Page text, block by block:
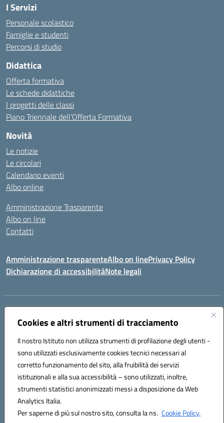
Cookies e altri strumenti di tracciamento
Il nostro Istituto non utilizza strumenti di profilazione degli utenti -
sono utilizzati esclusivamente cookies tecnici necessari al
corretto funzionamento del sito, alla fruibilità dei servizi
istituzionali e alla sua accessibilità – sono utilizzati, inoltre,
strumenti statistici anonimizzati messi a disposizione da Web
Analytics Italia.
Per saperne di più sul nostro sito, consulta la ns. Cookie Policy.
I Servizi
Personale scolastico
Famiglie e studenti
Percorsi di studio
Didattica
Offerta formativa
Le schede didattiche
I progetti delle classi
Piano Triennale dell’Offerta Formativa
Novità
Le notizie
Le circolari
Calendario eventi
Albo online
Amministrazione Trasparente
Albo on line
Contatti
Amministrazione trasparenteAlbo on linePrivacy Policy
Dichiarazione di accessibilitàNote legali
Indirizzo:
Centralino:078170786 Email:caic875002@istruzione.it
Codice fiscale: 90027700922
Codice meccanografico:
CAIC875002
Codice unico di fatturazione (CUF): UFVRG0
Hosting & Powered by 3D Solution S.r.l.
Concept & Design by Designers Italia